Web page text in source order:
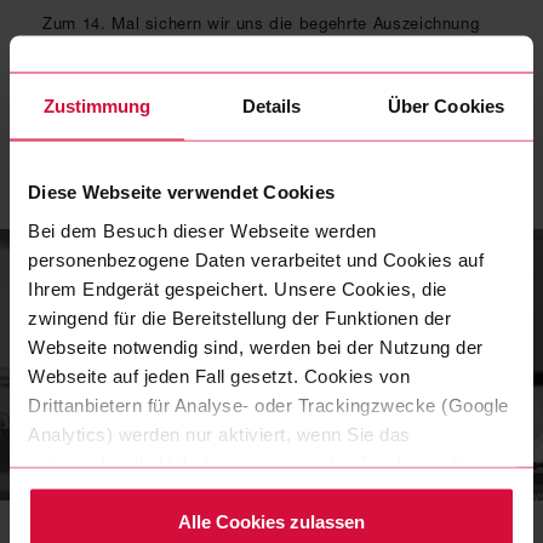
Zustimmung Details Über Cookies
Diese Webseite verwendet Cookies
Bei dem Besuch dieser Webseite werden
personenbezogene Daten verarbeitet und Cookies auf
Ihrem Endgerät gespeichert. Unsere Cookies, die
zwingend für die Bereitstellung der Funktionen der
Webseite notwendig sind, werden bei der Nutzung der
Webseite auf jeden Fall gesetzt. Cookies von
Drittanbietern für Analyse- oder Trackingzwecke (Google
Analytics) werden nur aktiviert, wenn Sie das
entsprechende Häkchen setzen und auf „zulassen“
klicken. Mehr dazu (einschließlich der Möglichkeit, die
Einwilligungserklärung zu widerrufen) erfahren Sie in
Alle Cookies zulassen
Zum 14. Mal sichern wir uns die begehrte Auszeichnung
Arbeitgebern Deutschlands zu zählen.
Deutschlands beste